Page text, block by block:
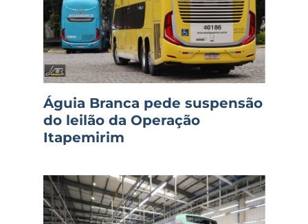
Águia Branca pede suspensão
do leilão da Operação
Itapemirim